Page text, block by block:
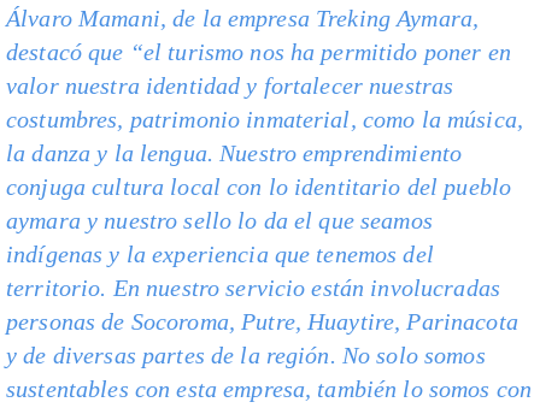
Álvaro Mamani, de la empresa Treking Aymara,
destacó que “el turismo nos ha permitido poner en
valor nuestra identidad y fortalecer nuestras
costumbres, patrimonio inmaterial, como la música,
la danza y la lengua. Nuestro emprendimiento
conjuga cultura local con lo identitario del pueblo
aymara y nuestro sello lo da el que seamos
indígenas y la experiencia que tenemos del
territorio. En nuestro servicio están involucradas
personas de Socoroma, Putre, Huaytire, Parinacota
y de diversas partes de la región. No solo somos
sustentables con esta empresa, también lo somos con